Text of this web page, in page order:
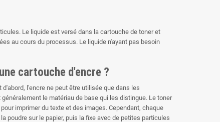
Le liquide est versé dans la cartouche de toner et
au cours du processus. Le liquide n'ayant pas besoin
cartouche d'encre ?
l'encre ne peut être utilisée que dans les
le matériau de base qui les distingue. Le toner
imprimer du texte et des images. Cependant, chaque
poudre sur le papier, puis la fixe avec de petites particules